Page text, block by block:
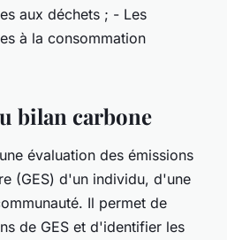
aux déchets ; - Les
à la consommation
bilan carbone
évaluation des émissions
(GES) d'un individu, d'une
Il permet de
de GES et d'identifier les